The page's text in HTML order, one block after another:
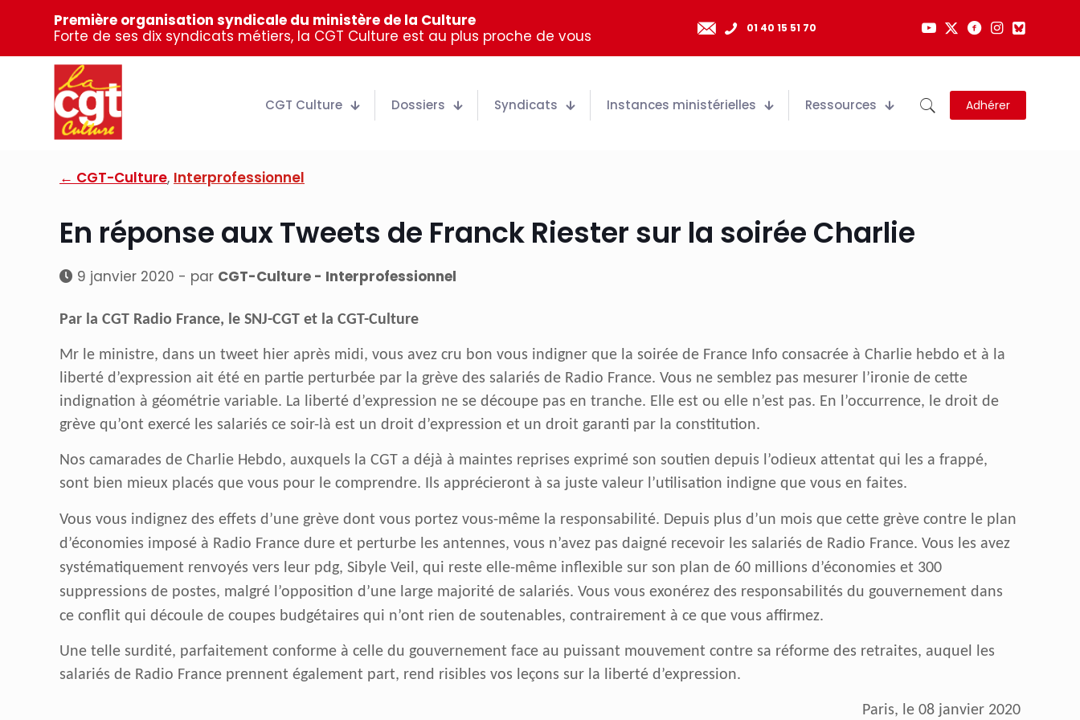
Première organisation syndicale du ministère de la Culture
Forte de ses dix syndicats métiers, la CGT Culture est au plus proche de vous
01 40 15 51 70
CGT Culture Dossiers Syndicats Instances ministérielles Ressources Adhérer
← CGT-Culture, Interprofessionnel
En réponse aux Tweets de Franck Riester sur la soirée Charlie
9 janvier 2020 - par CGT-Culture - Interprofessionnel
Par la CGT Radio France, le SNJ-CGT et la CGT-Culture
Mr le ministre, dans un tweet hier après midi, vous avez cru bon vous indigner que la soirée de France Info consacrée à Charlie hebdo et à la
liberté d’expression ait été en partie perturbée par la grève des salariés de Radio France. Vous ne semblez pas mesurer l’ironie de cette
indignation à géométrie variable. La liberté d’expression ne se découpe pas en tranche. Elle est ou elle n’est pas. En l’occurrence, le droit de
grève qu’ont exercé les salariés ce soir-là est un droit d’expression et un droit garanti par la constitution.
Nos camarades de Charlie Hebdo, auxquels la CGT a déjà à maintes reprises exprimé son soutien depuis l’odieux attentat qui les a frappé,
sont bien mieux placés que vous pour le comprendre. Ils apprécieront à sa juste valeur l’utilisation indigne que vous en faites.
Vous vous indignez des effets d’une grève dont vous portez vous-même la responsabilité. Depuis plus d’un mois que cette grève contre le plan
d’économies imposé à Radio France dure et perturbe les antennes, vous n’avez pas daigné recevoir les salariés de Radio France. Vous les avez
systématiquement renvoyés vers leur pdg, Sibyle Veil, qui reste elle-même inflexible sur son plan de 60 millions d’économies et 300
suppressions de postes, malgré l’opposition d’une large majorité de salariés. Vous vous exonérez des responsabilités du gouvernement dans
ce conflit qui découle de coupes budgétaires qui n’ont rien de soutenables, contrairement à ce que vous affirmez.
Une telle surdité, parfaitement conforme à celle du gouvernement face au puissant mouvement contre sa réforme des retraites, auquel les
salariés de Radio France prennent également part, rend risibles vos leçons sur la liberté d’expression.
Paris, le 08 janvier 2020